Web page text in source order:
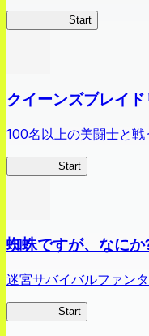
Start
クイーンズブレイ
100名以上の美闘士と戦
Start
蜘蛛ですが、なに
迷宮サバイバルファン
Start